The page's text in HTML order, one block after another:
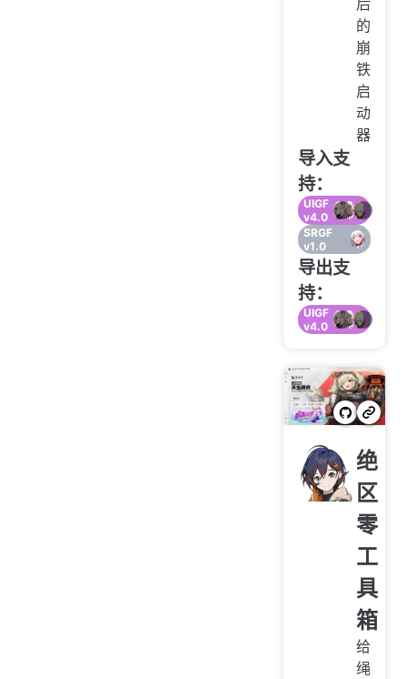
后
的
崩
铁
启
动
器
导入支
持：
UIGF
v4.0
SRGF
v1.0
导出支
持：
UIGF
v4.0
绝
区
零
工
具
箱
给
绳